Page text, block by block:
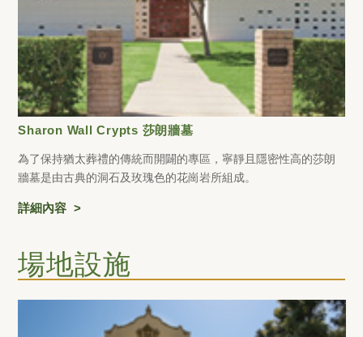
Sharon Wall Crypts 莎朗牆墓
為了保持猶太葬禮的傳統而開闢的專區，寧靜且隱密性高的莎朗
牆墓是由古典的洞石及玫瑰色的花崗岩所組成。
詳細內容
場地設施